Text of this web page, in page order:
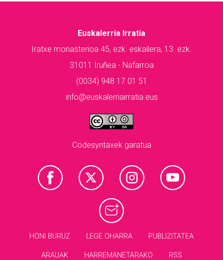
Euskalerria Irratia
Iratxe monasterioa 45, ezk. eskailera, 13. ezk.
31011 Iruñea - Nafarroa
(0034) 948 17 01 51
info@euskalerriairratia.eus
Codesyntaxek garatua
HONI BURUZ LEGE OHARRA PUBLIZITATEA
ARAUAK HARREMANETARAKO RSS